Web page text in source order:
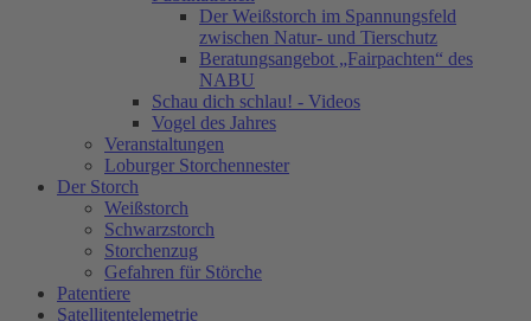
Der Weißstorch im Spannungsfeld
zwischen Natur- und Tierschutz
Beratungsangebot „Fairpachten“ des
NABU
Schau dich schlau! - Videos
Vogel des Jahres
Veranstaltungen
Loburger Storchennester
Der Storch
Weißstorch
Schwarzstorch
Storchenzug
Gefahren für Störche
Patentiere
Satellitentelemetrie